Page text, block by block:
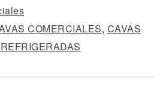
COMERCIALES, CAVAS